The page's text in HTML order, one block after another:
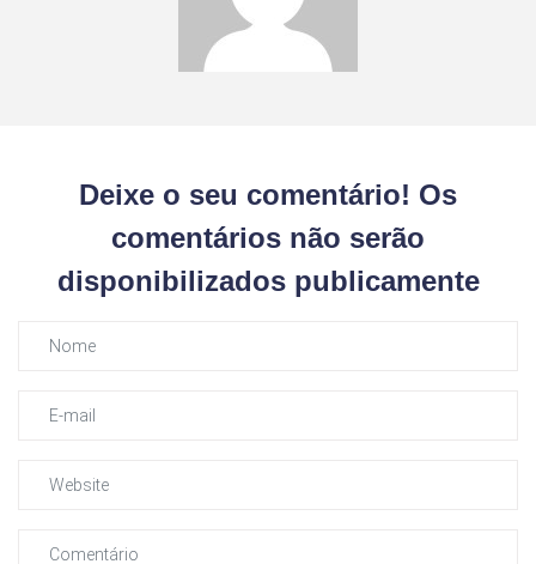
Deixe o seu comentário! Os
comentários não serão
disponibilizados publicamente